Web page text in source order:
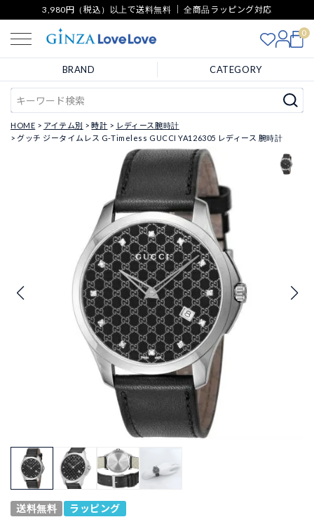
3,980円（税込）以上で送料無料 ｜ 全商品ラッピング対応
0
BRAND CATEGORY
HOME アイテム別 時計
レディース腕時計
グッチ ジータイムレス G-Timeless GUCCI YA126305 レディース 腕時計
送料無料 ラッピング